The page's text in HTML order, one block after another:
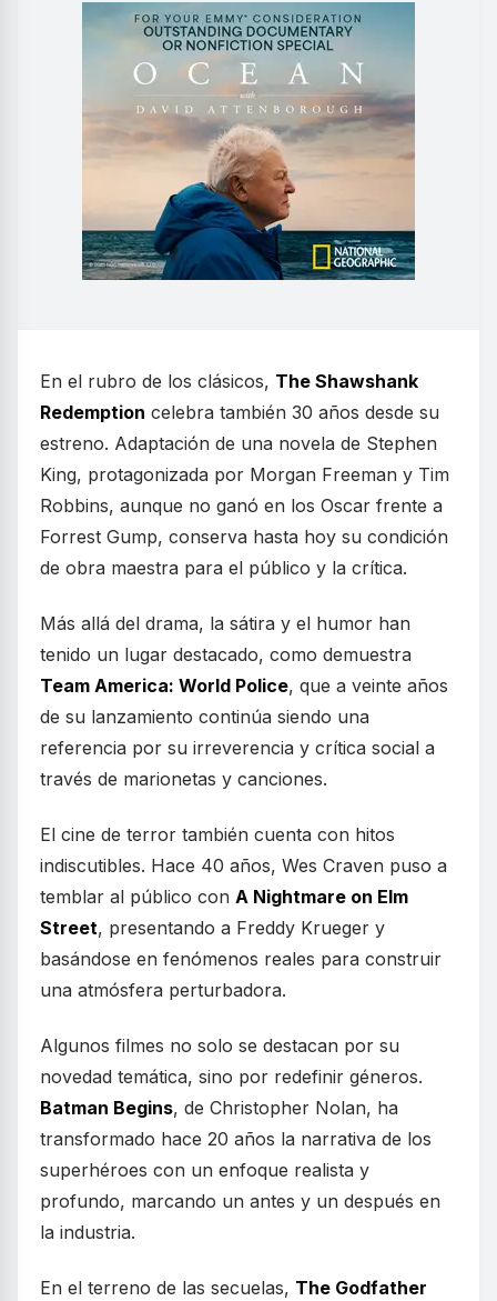
En el rubro de los clásicos, The Shawshank
Redemption celebra también 30 años desde su
estreno. Adaptación de una novela de Stephen
King, protagonizada por Morgan Freeman y Tim
Robbins, aunque no ganó en los Oscar frente a
Forrest Gump, conserva hasta hoy su condición
de obra maestra para el público y la crítica.
Más allá del drama, la sátira y el humor han
tenido un lugar destacado, como demuestra
Team America: World Police, que a veinte años
de su lanzamiento continúa siendo una
referencia por su irreverencia y crítica social a
través de marionetas y canciones.
El cine de terror también cuenta con hitos
indiscutibles. Hace 40 años, Wes Craven puso a
temblar al público con A Nightmare on Elm
Street, presentando a Freddy Krueger y
basándose en fenómenos reales para construir
una atmósfera perturbadora.
Algunos filmes no solo se destacan por su
novedad temática, sino por redefinir géneros.
Batman Begins, de Christopher Nolan, ha
transformado hace 20 años la narrativa de los
superhéroes con un enfoque realista y
profundo, marcando un antes y un después en
la industria.
En el terreno de las secuelas, The Godfather